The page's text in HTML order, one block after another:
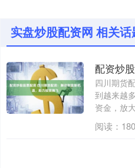
实盘炒股配资网 相关话
四川期货
到越来越
资金，放
资收益....
阅读： 180